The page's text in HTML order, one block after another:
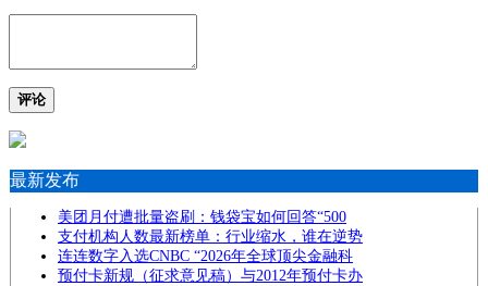
评论
最新发布
美团月付遭批量盗刷：钱袋宝如何回答“500
支付机构人数最新榜单：行业缩水，谁在逆势
连连数字入选CNBC “2026年全球顶尖金融科
预付卡新规（征求意见稿）与2012年预付卡办